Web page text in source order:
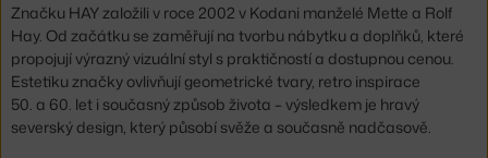
Značku HAY založili v roce 2002 v Kodani manželé Mette a Rolf
Hay. Od začátku se zaměřují na tvorbu nábytku a doplňků, které
propojují výrazný vizuální styl s praktičností a dostupnou cenou.
Estetiku značky ovlivňují geometrické tvary, retro inspirace
50. a 60. let i současný způsob života – výsledkem je hravý
severský design, který působí svěže a současně nadčasově.